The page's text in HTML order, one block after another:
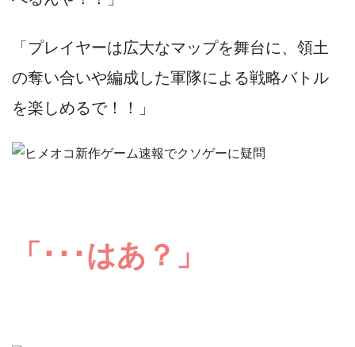
「プレイヤーは広大なマップを舞台に、領土
の奪い合いや編成した軍隊による戦略バトル
を楽しめるで！！」
「･･･はあ？」